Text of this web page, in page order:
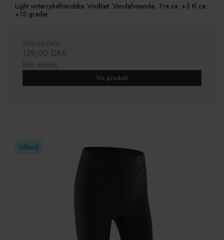
Light vintercykelhandske. Vindtæt. Vandafvisende. Fra ca. +5 til ca.
+15 grader.
139,00 DKK
(inkl. moms)
Vis produkt
tilbud